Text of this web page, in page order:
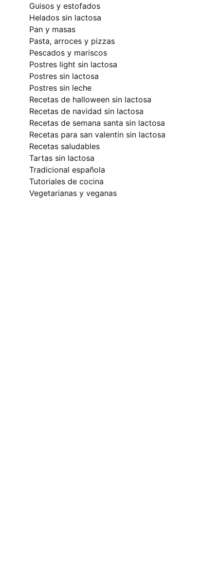
guisos y estofados
helados sin lactosa
pan y masas
pasta, arroces y pizzas
pescados y mariscos
postres light sin lactosa
postres sin lactosa
postres sin leche
recetas de halloween sin lactosa
recetas de navidad sin lactosa
recetas de semana santa sin lactosa
recetas para san valentin sin lactosa
recetas saludables
tartas sin lactosa
tradicional española
tutoriales de cocina
vegetarianas y veganas